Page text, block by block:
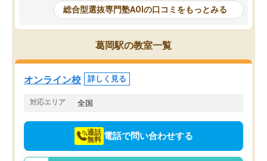
と相談すると、他の先生も紹介してく
ださり、客観的なアドバイスもいただ
くことができました（志望理由・自己
PR等の添削において）。そして、なに
より自習室が解放されている点がよか
ったです。友達と好きな時間に自習
し、お互いを高めあえる環境がありま
で、AO入試を改めて知
それに対しての具体的な
ことでした。更に子供の
けてらっしゃいますので
総合型選抜専門塾AOIの口コミをもっとみる
葛岡駅の教室一覧
オンライン校 詳しく見る
対応エリア 全国
通話
無料 電話で問い合わせする